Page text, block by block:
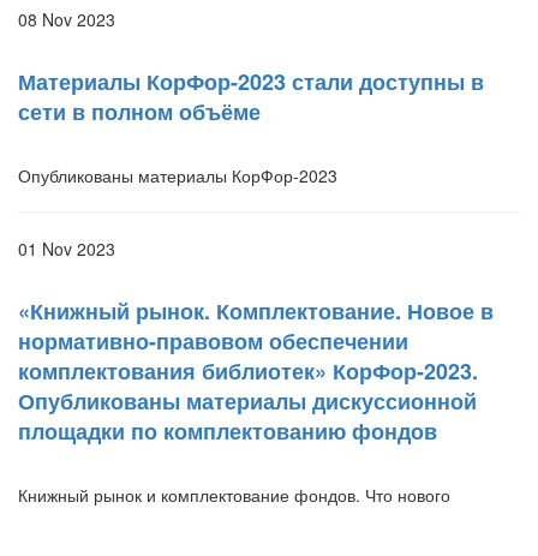
08 Nov 2023
Материалы КорФор-2023 стали доступны в
сети в полном объёме
Опубликованы материалы КорФор-2023
01 Nov 2023
«Книжный рынок. Комплектование. Новое в
нормативно-правовом обеспечении
комплектования библиотек» КорФор-2023.
Опубликованы материалы дискуссионной
площадки по комплектованию фондов
Книжный рынок и комплектование фондов. Что нового